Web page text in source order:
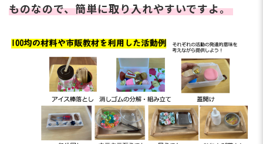
ものなので、簡単に取り⼊れやすいですよ。